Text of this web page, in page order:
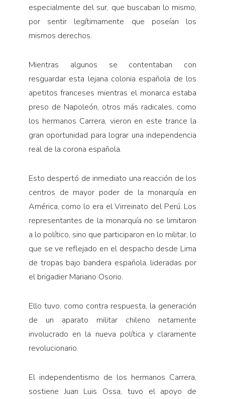
especialmente del sur, que buscaban lo mismo,
por sentir legítimamente que poseían los
mismos derechos.
Mientras algunos se contentaban con
resguardar esta lejana colonia española de los
apetitos franceses mientras el monarca estaba
preso de Napoleón, otros más radicales, como
los hermanos Carrera, vieron en este trance la
gran oportunidad para lograr una independencia
real de la corona española.
Esto despertó de inmediato una reacción de los
centros de mayor poder de la monarquía en
América, como lo era el Virreinato del Perú. Los
representantes de la monarquía no se limitaron
a lo político, sino que participaron en lo militar, lo
que se ve reflejado en el despacho desde Lima
de tropas bajo bandera española, lideradas por
el brigadier Mariano Osorio.
Ello tuvo, como contra respuesta, la generación
de un aparato militar chileno netamente
involucrado en la nueva política y claramente
revolucionario.
El independentismo de los hermanos Carrera,
sostiene Juan Luis Ossa, tuvo el apoyo de